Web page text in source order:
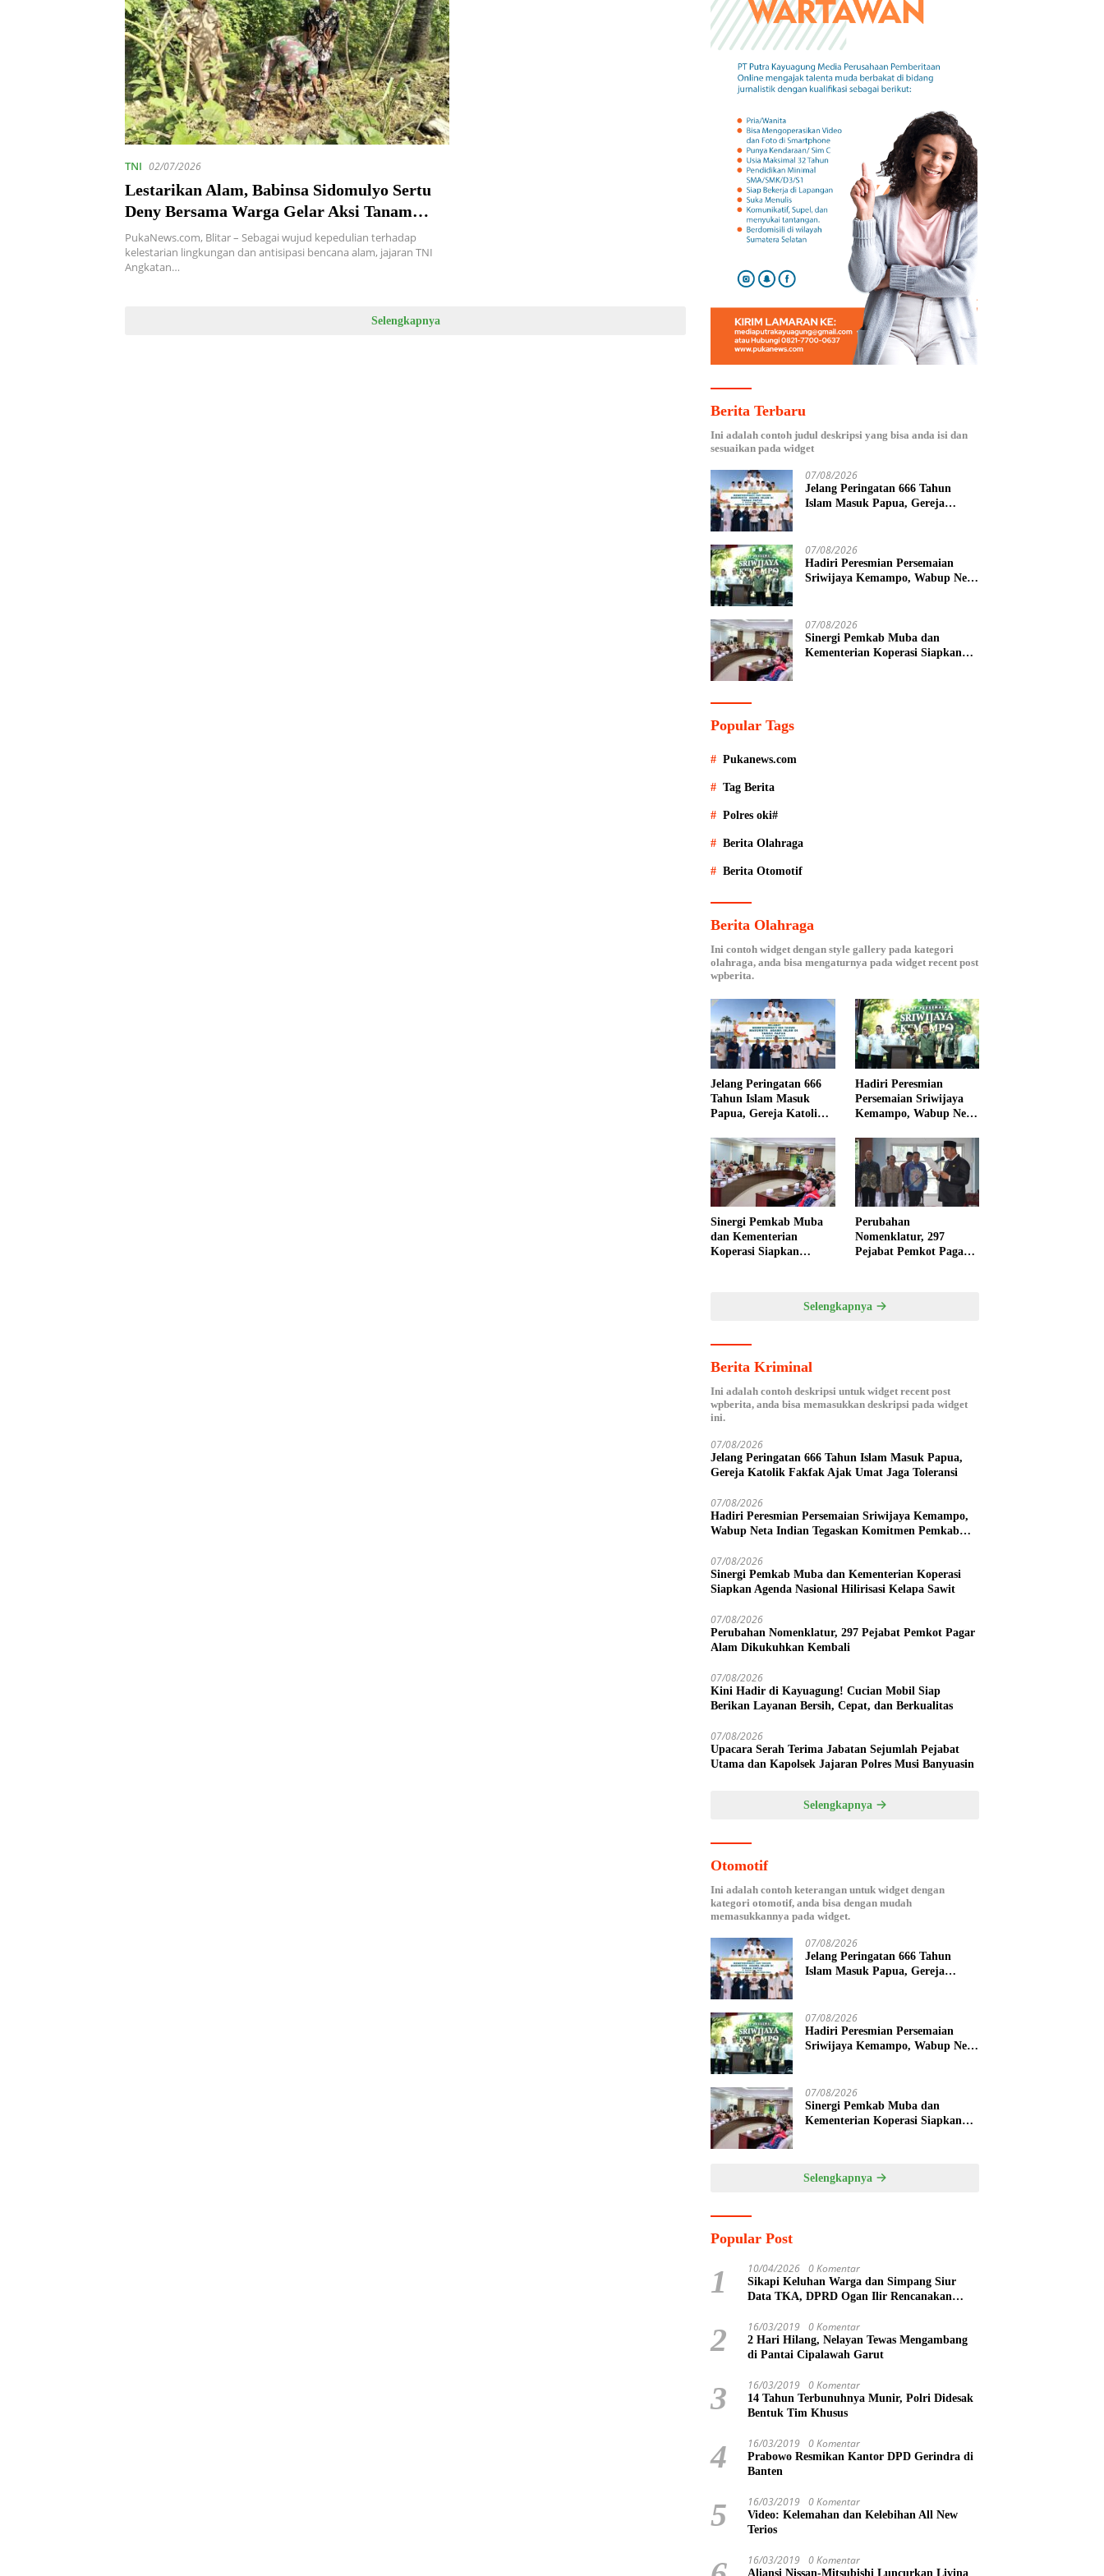
TNI 02/07/2026
Lestarikan Alam, Babinsa Sidomulyo Sertu
Deny Bersama Warga Gelar Aksi Tanam
Pohon
PukaNews.com, Blitar – Sebagai wujud kepedulian terhadap
kelestarian lingkungan dan antisipasi bencana alam, jajaran TNI
Angkatan…
Selengkapnya
Berita Terbaru
Ini adalah contoh judul deskripsi yang bisa anda isi dan
sesuaikan pada widget
07/08/2026
Jelang Peringatan 666 Tahun
Islam Masuk Papua, Gereja
07/08/2026
Hadiri Peresmian Persemaian
Sriwijaya Kemampo, Wabup Neta
Penghijauan
07/08/2026
Sinergi Pemkab Muba dan
Kementerian Koperasi Siapkan
Popular Tags
Pukanews.com
Tag Berita
Polres oki#
Berita Olahraga
Berita Otomotif
Berita Olahraga
Ini contoh widget dengan style gallery pada kategori
olahraga, anda bisa mengaturnya pada widget recent post
wpberita.
Jelang Peringatan 666
Tahun Islam Masuk
Papua, Gereja Katolik
Toleransi
Hadiri Peresmian
Persemaian Sriwijaya
Kemampo, Wabup Neta
Komitmen Pemkab
Banyuasin Dukung
Penghijauan
Sinergi Pemkab Muba
dan Kementerian
Koperasi Siapkan
Perubahan
Nomenklatur, 297
Pejabat Pemkot Pagar
Selengkapnya
Berita Kriminal
Ini adalah contoh deskripsi untuk widget recent post
wpberita, anda bisa memasukkan deskripsi pada widget
ini.
07/08/2026
Jelang Peringatan 666 Tahun Islam Masuk Papua,
Gereja Katolik Fakfak Ajak Umat Jaga Toleransi
07/08/2026
Hadiri Peresmian Persemaian Sriwijaya Kemampo,
Wabup Neta Indian Tegaskan Komitmen Pemkab
07/08/2026
Sinergi Pemkab Muba dan Kementerian Koperasi
Siapkan Agenda Nasional Hilirisasi Kelapa Sawit
07/08/2026
Perubahan Nomenklatur, 297 Pejabat Pemkot Pagar
Alam Dikukuhkan Kembali
07/08/2026
Kini Hadir di Kayuagung! Cucian Mobil Siap
Berikan Layanan Bersih, Cepat, dan Berkualitas
07/08/2026
Upacara Serah Terima Jabatan Sejumlah Pejabat
Utama dan Kapolsek Jajaran Polres Musi Banyuasin
Selengkapnya
Otomotif
Ini adalah contoh keterangan untuk widget dengan
kategori otomotif, anda bisa dengan mudah
memasukkannya pada widget.
07/08/2026
Jelang Peringatan 666 Tahun
Islam Masuk Papua, Gereja
07/08/2026
Hadiri Peresmian Persemaian
Sriwijaya Kemampo, Wabup Neta
Penghijauan
07/08/2026
Sinergi Pemkab Muba dan
Kementerian Koperasi Siapkan
Selengkapnya
Popular Post
1 10/04/2026 0 Komentar
Sikapi Keluhan Warga dan Simpang Siur
Data TKA, DPRD Ogan Ilir Rencanakan
2 16/03/2019 0 Komentar
2 Hari Hilang, Nelayan Tewas Mengambang
di Pantai Cipalawah Garut
3 16/03/2019 0 Komentar
14 Tahun Terbunuhnya Munir, Polri Didesak
Bentuk Tim Khusus
4 16/03/2019 0 Komentar
Prabowo Resmikan Kantor DPD Gerindra di
Banten
5 16/03/2019 0 Komentar
Video: Kelemahan dan Kelebihan All New
Terios
16/03/2019 0 Komentar
Aliansi Nissan-Mitsubishi Luncurkan Livina